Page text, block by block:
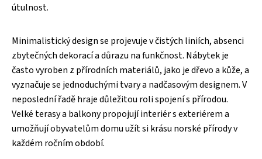
útulnost.
Minimalistický design se projevuje v čistých liniích, absenci
zbytečných dekorací a důrazu na funkčnost. Nábytek je
často vyroben z přírodních materiálů, jako je dřevo a kůže, a
vyznačuje se jednoduchými tvary a nadčasovým designem. V
neposlední řadě hraje důležitou roli spojení s přírodou.
Velké terasy a balkony propojují interiér s exteriérem a
umožňují obyvatelům domu užít si krásu norské přírody v
každém ročním období.